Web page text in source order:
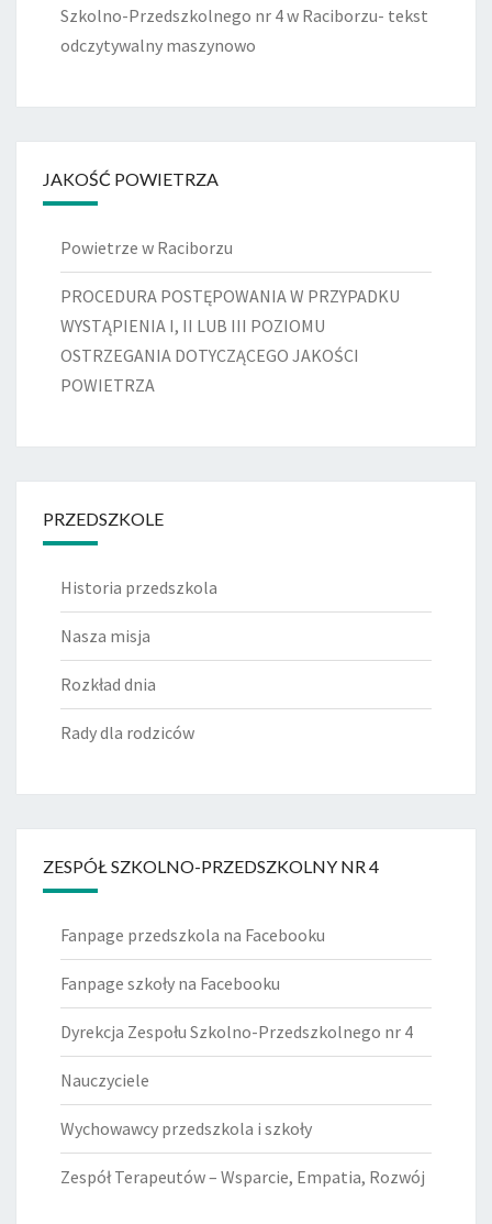
Szkolno-Przedszkolnego nr 4 w Raciborzu- tekst
odczytywalny maszynowo
JAKOŚĆ POWIETRZA
Powietrze w Raciborzu
PROCEDURA POSTĘPOWANIA W PRZYPADKU
WYSTĄPIENIA I, II LUB III POZIOMU
OSTRZEGANIA DOTYCZĄCEGO JAKOŚCI
POWIETRZA
PRZEDSZKOLE
Historia przedszkola
Nasza misja
Rozkład dnia
Rady dla rodziców
ZESPÓŁ SZKOLNO-PRZEDSZKOLNY NR 4
Fanpage przedszkola na Facebooku
Fanpage szkoły na Facebooku
Dyrekcja Zespołu Szkolno-Przedszkolnego nr 4
Nauczyciele
Wychowawcy przedszkola i szkoły
Zespół Terapeutów – Wsparcie, Empatia, Rozwój